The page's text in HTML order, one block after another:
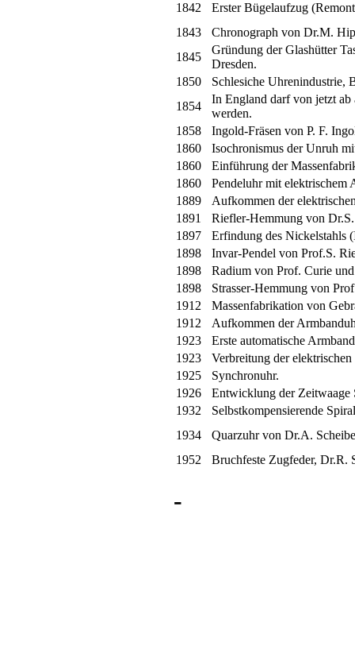
1842
Erster Bügelaufzug
1843
Chronograph von Dr.M.
1845
Gründung der Glashütter
Dresden.
1850
Schlesiche Uhrenindustrie,
1854
In England darf von jetzt ab
werden.
1858
Ingold-Fräsen von P. F.
1860
Isochronismus der Unruh
1860
Einführung der
1860
Pendeluhr mit
1889
Aufkommen der
1891
Riefler-Hemmung von
1897
Erfindung des Nickelstahls
1898
Invar-Pendel von Prof.S.
1898
Radium von Prof. Curie
1898
Strasser-Hemmung von
1912
Massenfabrikation von
1912
Aufkommen der
1923
Erste automatische
1923
Verbreitung der
1925
Synchronuhr.
1926
Entwicklung der Zeitwaage
1932
Selbstkompensierende
1934
Quarzuhr von Dr.A.
1952
Bruchfeste Zugfeder, Dr.R.
-